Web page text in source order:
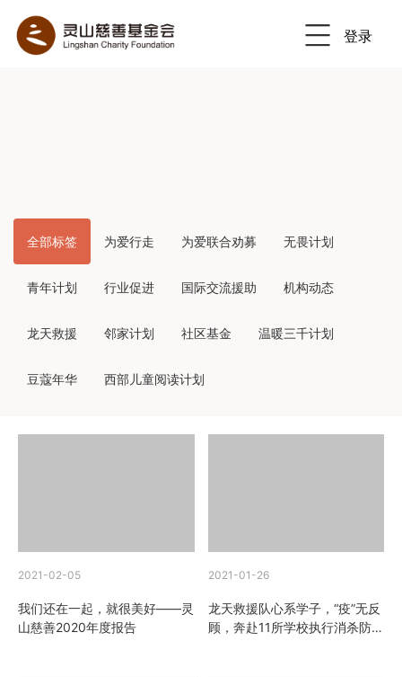
登录
全部标签 为爱行走 为爱联合劝募 无畏计划
青年计划 行业促进 国际交流援助 机构动态
龙天救援 邻家计划 社区基金 温暖三千计划
豆蔻年华 西部儿童阅读计划
2021-02-05
我们还在一起，就很美好——灵
山慈善2020年度报告
2021-01-26
龙天救援队心系学子，“疫”无反
顾，奔赴11所学校执行消杀防疫